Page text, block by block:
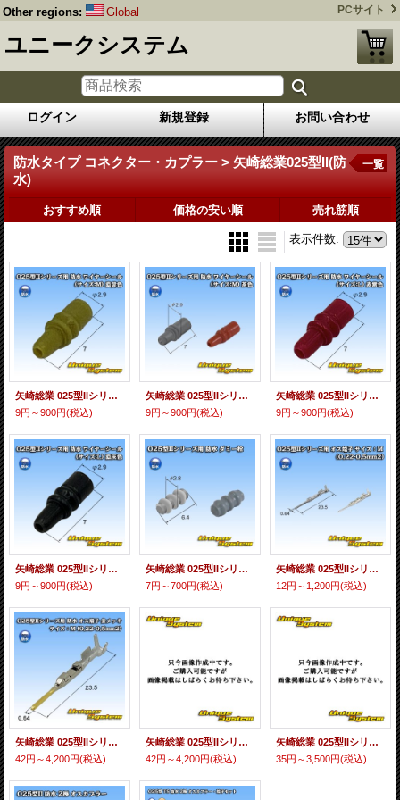
Other regions: Global PCサイト
ユニークシステム
ログイン 新規登録 お問い合わせ
防水タイプ コネクター・カプラー > 矢崎総業025型II(防
水)
一覧
おすすめ順 価格の安い順 売れ筋順
表示件数:
矢崎総業 025型IIシリーズ用 防水 ワイヤーシール (サイズ:M) 濃黄色
9円～900円(税込)
矢崎総業 025型IIシリーズ用 防水 ワイヤーシール (サイズ:M) 茶色
9円～900円(税込)
矢崎総業 025型IIシリーズ用 防水 ワイヤーシール (サイズ:L) 赤紫色
9円～900円(税込)
矢崎総業 025型IIシリーズ用 防水 ワイヤーシール (サイズ:L) 濃灰色
9円～900円(税込)
矢崎総業 025型IIシリーズ用 防水 ダミー栓 淡灰色
7円～700円(税込)
矢崎総業 025型IIシリーズ用 防水 オス端子 サイズ：M (0.22-0.5mm2)
12円～1,200円(税込)
矢崎総業 025型IIシリーズ用 防水 オス端子 金メッキ サイズ：M (0.22-0.5mm2)
42円～4,200円(税込)
矢崎総業 025型IIシリーズ用 防水 メス端子 金メッキ サイズ：M (0.22-0.35mm2)
42円～4,200円(税込)
矢崎総業 025型IIシリーズ用 防水 メス端子 金メッキ サイズ：L (0.5mm2)
35円～3,500円(税込)